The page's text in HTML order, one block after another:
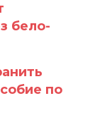
бело-
по